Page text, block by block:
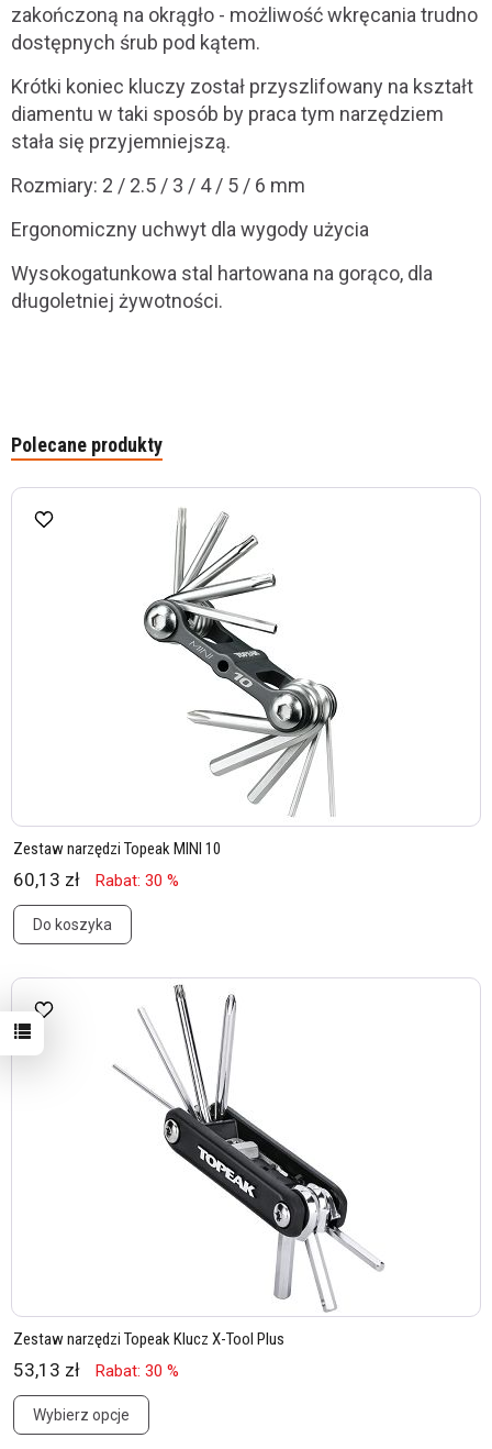
zakończoną na okrągło - możliwość wkręcania trudno
dostępnych śrub pod kątem.
Krótki koniec kluczy został przyszlifowany na kształt
diamentu w taki sposób by praca tym narzędziem
stała się przyjemniejszą.
Rozmiary: 2 / 2.5 / 3 / 4 / 5 / 6 mm
Ergonomiczny uchwyt dla wygody użycia
Wysokogatunkowa stal hartowana na gorąco, dla
długoletniej żywotności.
Polecane produkty
Zestaw narzędzi Topeak MINI 10
60,13 zł Rabat: 30 %
Do koszyka
Zestaw narzędzi Topeak Klucz X-Tool Plus
53,13 zł Rabat: 30 %
Wybierz opcje